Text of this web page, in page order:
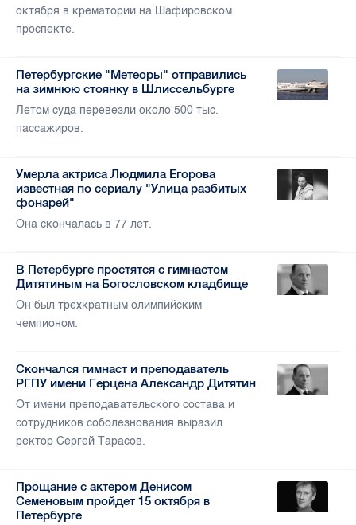
октября в крематории на Шафировском
проспекте.
Петербургские "Метеоры" отправились
на зимнюю стоянку в Шлиссельбурге
Летом суда перевезли около 500 тыс.
пассажиров.
Умерла актриса Людмила Егорова
известная по сериалу "Улица разбитых
фонарей"
Она скончалась в 77 лет.
В Петербурге простятся с гимнастом
Дитятиным на Богословском кладбище
Он был трехкратным олимпийским
чемпионом.
Скончался гимнаст и преподаватель
РГПУ имени Герцена Александр Дитятин
От имени преподавательского состава и
сотрудников соболезнования выразил
ректор Сергей Тарасов.
Прощание с актером Денисом
Семеновым пройдет 15 октября в
Петербурге